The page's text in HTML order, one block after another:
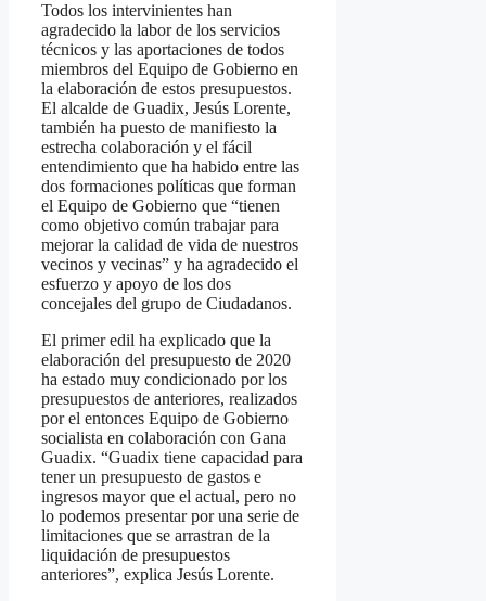
Todos los intervinientes han
agradecido la labor de los servicios
técnicos y las aportaciones de todos
miembros del Equipo de Gobierno en
la elaboración de estos presupuestos.
El alcalde de Guadix, Jesús Lorente,
también ha puesto de manifiesto la
estrecha colaboración y el fácil
entendimiento que ha habido entre las
dos formaciones políticas que forman
el Equipo de Gobierno que “tienen
como objetivo común trabajar para
mejorar la calidad de vida de nuestros
vecinos y vecinas” y ha agradecido el
esfuerzo y apoyo de los dos
concejales del grupo de Ciudadanos.
El primer edil ha explicado que la
elaboración del presupuesto de 2020
ha estado muy condicionado por los
presupuestos de anteriores, realizados
por el entonces Equipo de Gobierno
socialista en colaboración con Gana
Guadix. “Guadix tiene capacidad para
tener un presupuesto de gastos e
ingresos mayor que el actual, pero no
lo podemos presentar por una serie de
limitaciones que se arrastran de la
liquidación de presupuestos
anteriores”, explica Jesús Lorente.